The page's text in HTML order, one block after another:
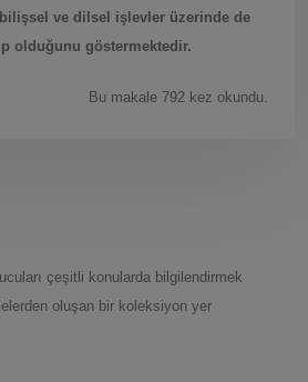
ve dilsel işlevler üzerinde de
olduğunu göstermektedir.
Bu makale 792 kez okundu.
çeşitli konularda bilgilendirmek
oluşan bir koleksiyon yer